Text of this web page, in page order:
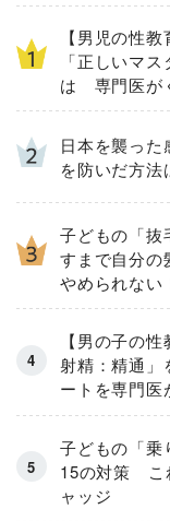
【男児の性
「正しいマ
は 専門医が
日本を襲っ
を防いだ方法
子どもの「
すまで自分の
やめられな
神科医が解説
【男の子の
射精：精通
ートを専門医
子どもの「
15の対策 こ
ャッジ